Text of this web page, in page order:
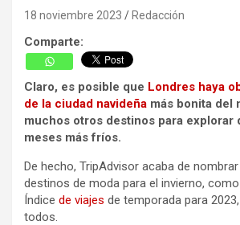
18 noviembre 2023 Redacción
Comparte:
Claro, es posible que Londres haya
de la ciudad navideña más bonita del
muchos otros destinos para explorar
meses más fríos.
De hecho, TripAdvisor acaba de
destinos de moda para el invierno,
Índice de viajes de temporada para
todos.